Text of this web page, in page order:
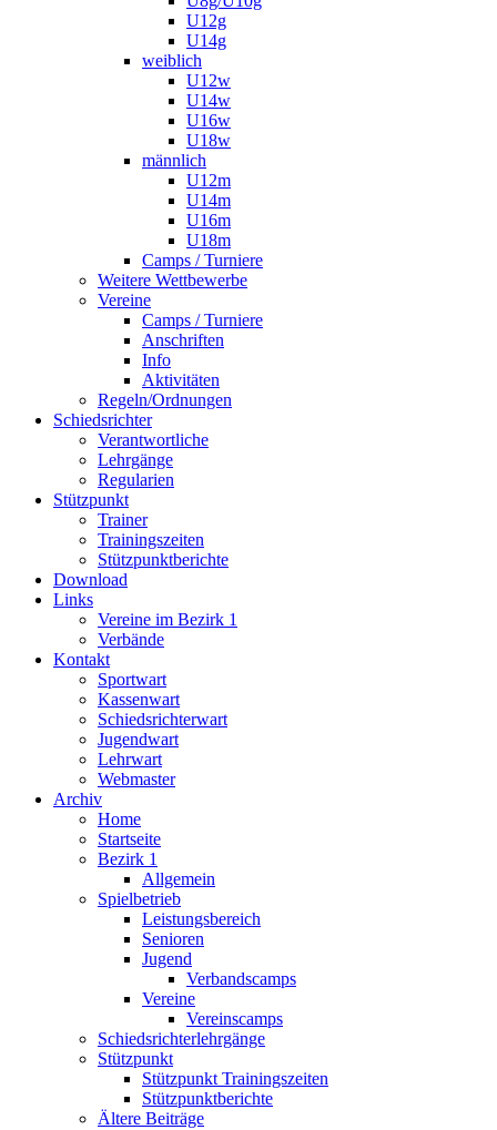
U12g
U14g
weiblich
U12w
U14w
U16w
U18w
männlich
U12m
U14m
U16m
U18m
Camps / Turniere
Weitere Wettbewerbe
Vereine
Camps / Turniere
Anschriften
Info
Aktivitäten
Regeln/Ordnungen
Schiedsrichter
Verantwortliche
Lehrgänge
Regularien
Stützpunkt
Trainer
Trainingszeiten
Stützpunktberichte
Download
Links
Vereine im Bezirk 1
Verbände
Kontakt
Sportwart
Kassenwart
Schiedsrichterwart
Jugendwart
Lehrwart
Webmaster
Archiv
Home
Startseite
Bezirk 1
Allgemein
Spielbetrieb
Leistungsbereich
Senioren
Jugend
Verbandscamps
Vereine
Vereinscamps
Schiedsrichterlehrgänge
Stützpunkt
Stützpunkt Trainingszeiten
Stützpunktberichte
Ältere Beiträge